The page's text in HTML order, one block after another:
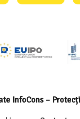
InfoCons –